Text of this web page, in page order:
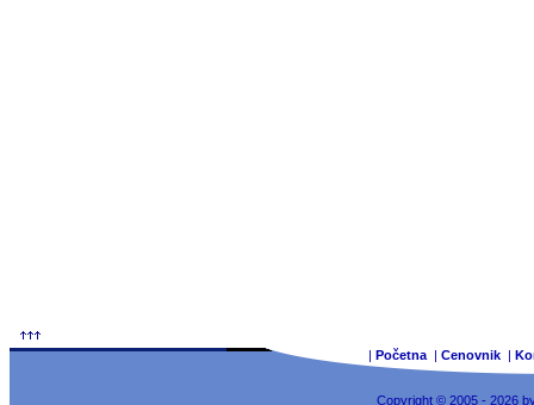
| Početna | Cenovnik |
Copyright © 2005 - 2026